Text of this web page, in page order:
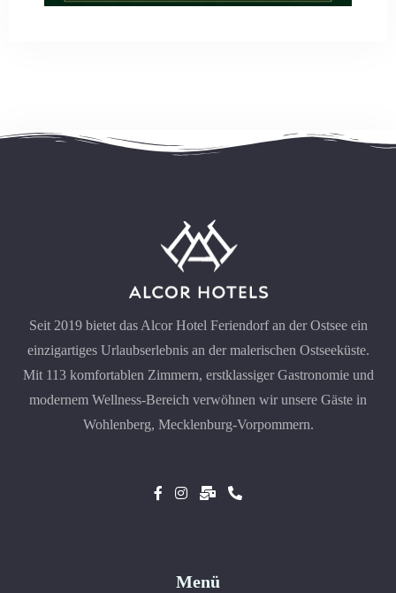
Seit 2019 bietet das Alcor Hotel Feriendorf an der Ostsee ein
einzigartiges Urlaubserlebnis an der malerischen Ostseeküste.
Mit 113 komfortablen Zimmern, erstklassiger Gastronomie und
modernem Wellness-Bereich verwöhnen wir unsere Gäste in
Wohlenberg, Mecklenburg-Vorpommern.
Menü